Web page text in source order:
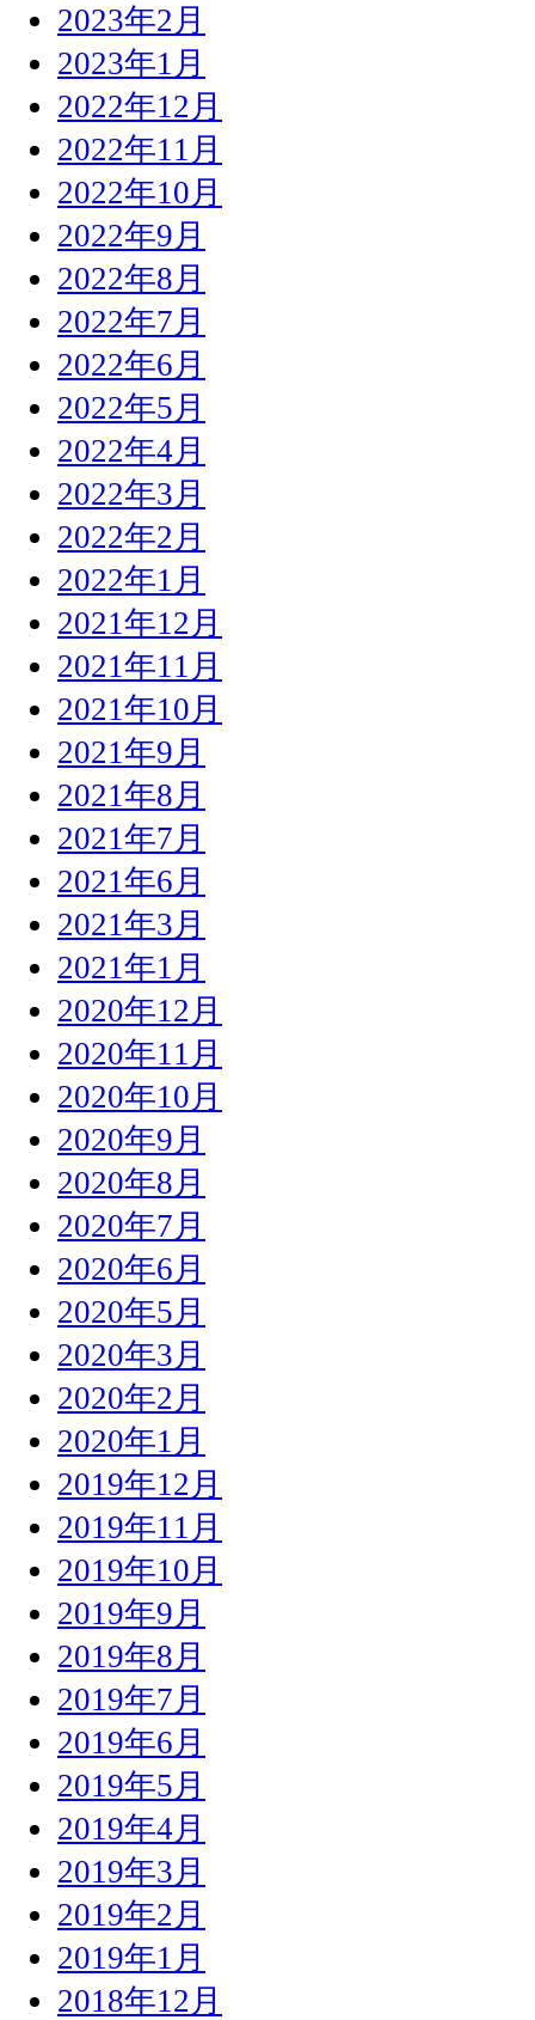
2023年2月
2023年1月
2022年12月
2022年11月
2022年10月
2022年9月
2022年8月
2022年7月
2022年6月
2022年5月
2022年4月
2022年3月
2022年2月
2022年1月
2021年12月
2021年11月
2021年10月
2021年9月
2021年8月
2021年7月
2021年6月
2021年3月
2021年1月
2020年12月
2020年11月
2020年10月
2020年9月
2020年8月
2020年7月
2020年6月
2020年5月
2020年3月
2020年2月
2020年1月
2019年12月
2019年11月
2019年10月
2019年9月
2019年8月
2019年7月
2019年6月
2019年5月
2019年4月
2019年3月
2019年2月
2019年1月
2018年12月